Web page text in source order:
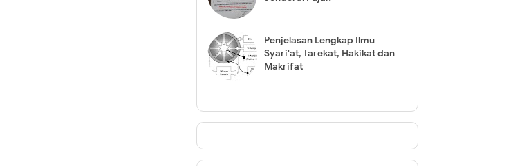
Penjelasan Lengkap Ilmu
Syari'at, Tarekat, Hakikat dan
Makrifat